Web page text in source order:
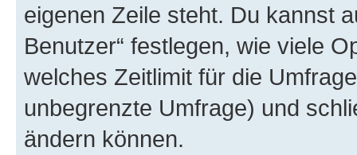
eigenen Zeile steht. Du kannst
Benutzer“ festlegen, wie viele
welches Zeitlimit für die
unbegrenzte Umfrage) und
ändern können.